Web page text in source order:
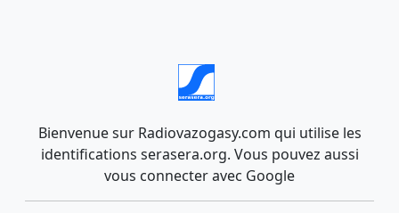
Bienvenue sur Radiovazogasy.com qui utilise les
identifications serasera.org. Vous pouvez aussi
vous connecter avec Google